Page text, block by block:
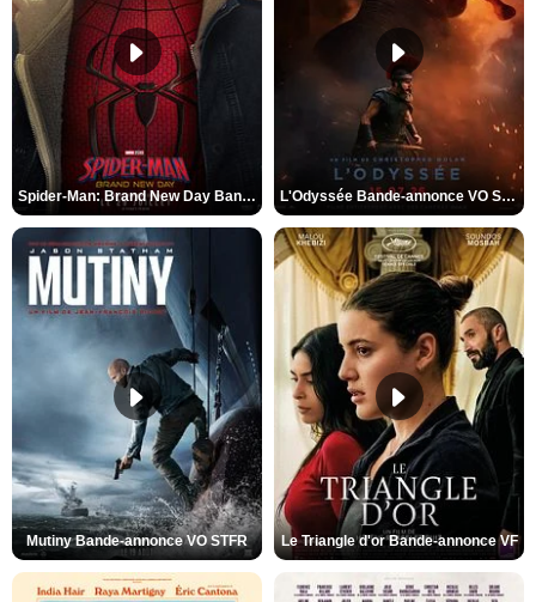
Spider-Man: Brand New Day Bande-annonce VO STFR L'Odyssée Bande-annonce VO STFR
Mutiny Bande-annonce VO STFR Le Triangle d'or Bande-annonce VF